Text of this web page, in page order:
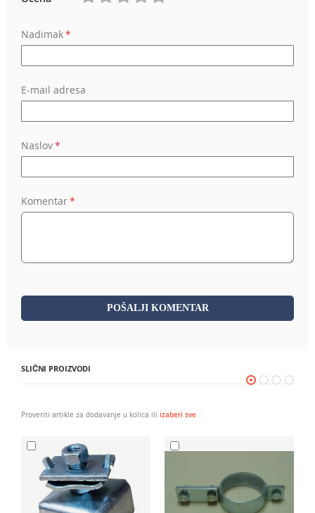
Nadimak
E-mail adresa
Naslov
Komentar
POŠALJI KOMENTAR
SLIČNI PROIZVODI
Proveriti artikle za dodavanje u kolica ili izaberi sve